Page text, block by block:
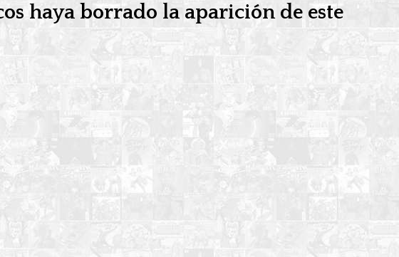
haya borrado la aparición de este